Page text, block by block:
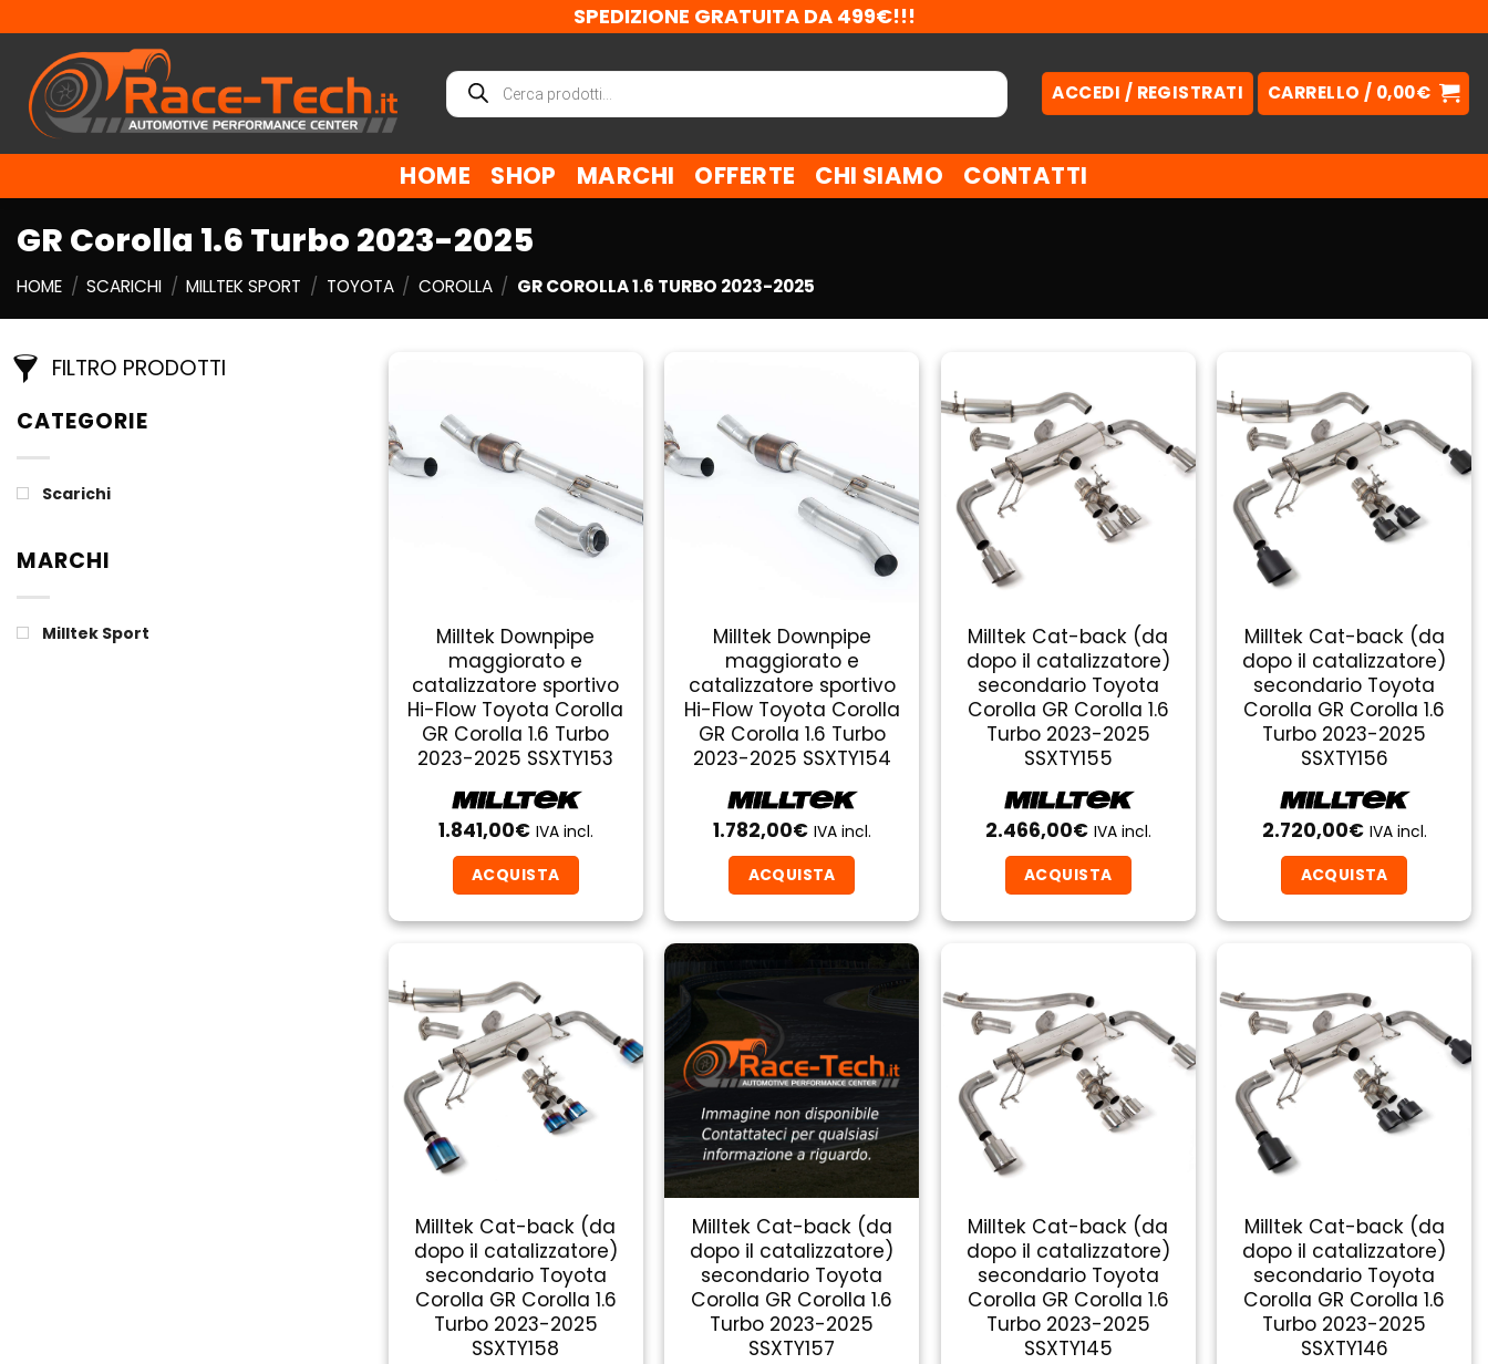
contenuti
SPEDIZIONE GRATUITA DA 499€!!!
Ricerca
prodotti
ACCEDI / REGISTRATI CARRELLO / 0,00€
HOME SHOP MARCHI OFFERTE CHI SIAMO CONTATTI
GR Corolla 1.6 Turbo 2023-2025
HOME / SCARICHI / MILLTEK SPORT / TOYOTA / COROLLA / GR COROLLA 1.6 TURBO 2023-2025
FILTRO PRODOTTI
CATEGORIE
Scarichi
MARCHI
Milltek Sport
Milltek Downpipe
maggiorato e
catalizzatore sportivo
Hi-Flow Toyota Corolla
GR Corolla 1.6 Turbo
2023-2025 SSXTY153
1.841,00€ IVA incl.
ACQUISTA
Milltek Downpipe
maggiorato e
catalizzatore sportivo
Hi-Flow Toyota Corolla
GR Corolla 1.6 Turbo
2023-2025 SSXTY154
1.782,00€ IVA incl.
ACQUISTA
Milltek Cat-back (da
dopo il catalizzatore)
secondario Toyota
Corolla GR Corolla 1.6
Turbo 2023-2025
SSXTY155
2.466,00€ IVA incl.
ACQUISTA
Milltek Cat-back (da
dopo il catalizzatore)
secondario Toyota
Corolla GR Corolla 1.6
Turbo 2023-2025
SSXTY156
2.720,00€ IVA incl.
ACQUISTA
Milltek Cat-back (da
dopo il catalizzatore)
secondario Toyota
Corolla GR Corolla 1.6
Turbo 2023-2025
SSXTY158
Milltek Cat-back (da
dopo il catalizzatore)
secondario Toyota
Corolla GR Corolla 1.6
Turbo 2023-2025
SSXTY157
Milltek Cat-back (da
dopo il catalizzatore)
secondario Toyota
Corolla GR Corolla 1.6
Turbo 2023-2025
SSXTY145
Milltek Cat-back (da
dopo il catalizzatore)
secondario Toyota
Corolla GR Corolla 1.6
Turbo 2023-2025
SSXTY146